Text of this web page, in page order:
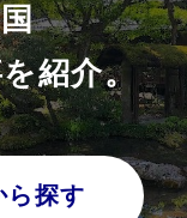
紹介。
ら探す